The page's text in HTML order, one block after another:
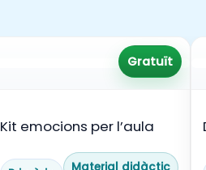
Gratuït
Kit emocions per l’aula
Material didàctic